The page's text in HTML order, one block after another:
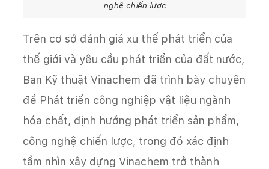
nghệ chiến lược
Trên cơ sở đánh giá xu thế phát triển của
thế giới và yêu cầu phát triển của đất nước,
Ban Kỹ thuật Vinachem đã trình bày chuyên
đề Phát triển công nghiệp vật liệu ngành
hóa chất, định hướng phát triển sản phẩm,
công nghệ chiến lược, trong đó xác định
tầm nhìn xây dựng Vinachem trở thành